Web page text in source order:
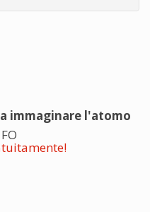
immaginare l'atomo